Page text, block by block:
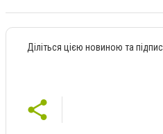
Діліться цією новиною та